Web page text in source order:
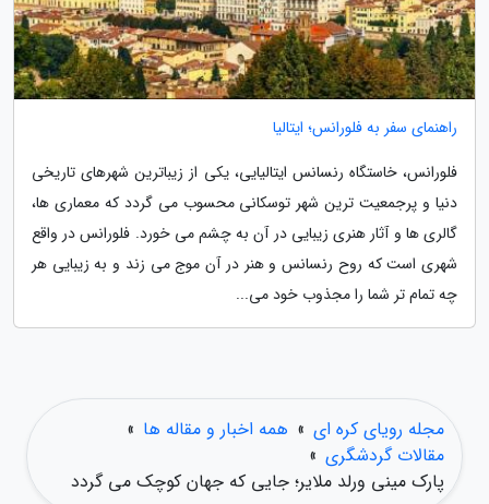
راهنمای سفر به فلورانس؛ ایتالیا
فلورانس، خاستگاه رنسانس ایتالیایی، یکی از زیباترین شهرهای تاریخی
دنیا و پرجمعیت ترین شهر توسکانی محسوب می گردد که معماری ها،
گالری ها و آثار هنری زیبایی در آن به چشم می خورد. فلورانس در واقع
شهری است که روح رنسانس و هنر در آن موج می زند و به زیبایی هر
چه تمام تر شما را مجذوب خود می...
مجله رویای کره ای » همه اخبار و مقاله ها »
مقالات گردشگری »
پارک مینی ورلد ملایر؛ جایی که جهان کوچک می گردد